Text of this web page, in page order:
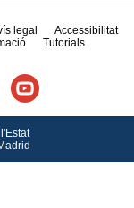
legal
Accessibilitat
Tutorials